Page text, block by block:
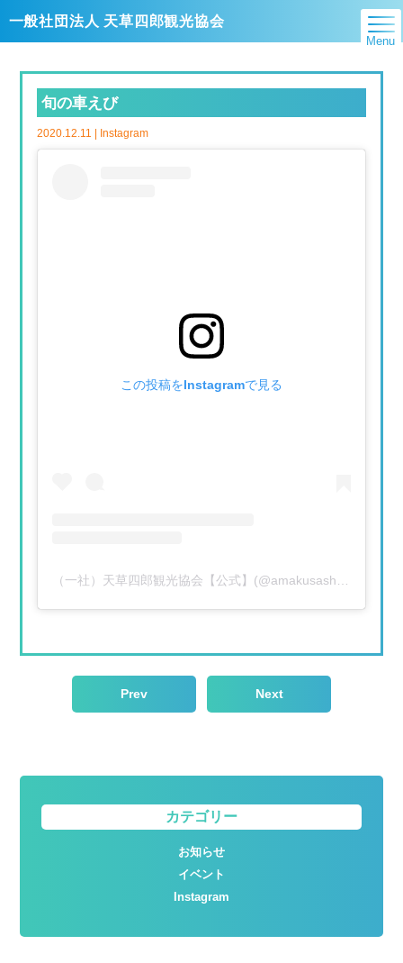
Menu
一般社団法人 天草四郎観光協会
旬の車えび
2020.12.11 | Instagram
この投稿をInstagramで見る
Prev Next
カテゴリー
お知らせ
イベント
Instagram